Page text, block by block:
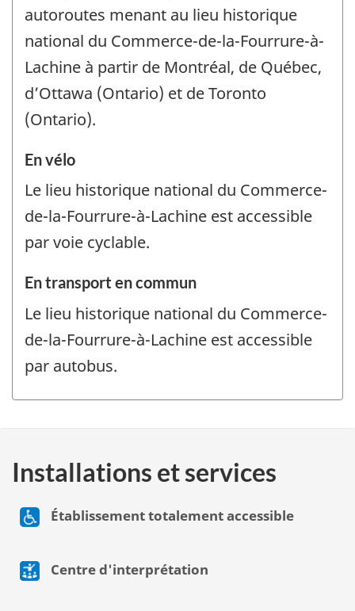
autoroutes menant au lieu historique
national du Commerce-de-la-Fourrure-à-
Lachine à partir de Montréal, de Québec,
d’Ottawa (Ontario) et de Toronto
(Ontario).
En vélo
Le lieu historique national du Commerce-
de-la-Fourrure-à-Lachine est accessible
par voie cyclable.
En transport en commun
Le lieu historique national du Commerce-
de-la-Fourrure-à-Lachine est accessible
par autobus.
Installations et services
Établissement totalement accessible
Centre d'interprétation